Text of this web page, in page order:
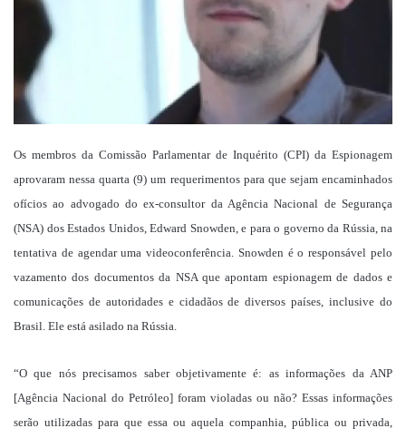
Os membros da Comissão Parlamentar de Inquérito (CPI) da Espionagem
aprovaram nessa quarta (9) um requerimentos para que sejam encaminhados
ofícios ao advogado do ex-consultor da Agência Nacional de Segurança
(NSA) dos Estados Unidos, Edward Snowden, e para o governo da Rússia, na
tentativa de agendar uma videoconferência. Snowden é o responsável pelo
vazamento dos documentos da NSA que apontam espionagem de dados e
comunicações de autoridades e cidadãos de diversos países, inclusive do
Brasil. Ele está asilado na Rússia.
“O que nós precisamos saber objetivamente é: as informações da ANP
[Agência Nacional do Petróleo] foram violadas ou não? Essas informações
serão utilizadas para que essa ou aquela companhia, pública ou privada,